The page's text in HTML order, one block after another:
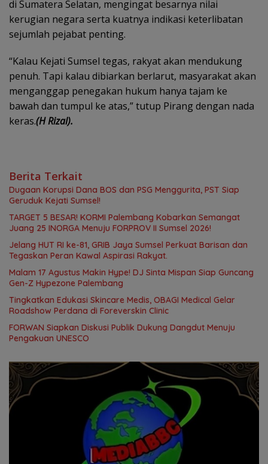
di Sumatera Selatan, mengingat besarnya nilai
kerugian negara serta kuatnya indikasi keterlibatan
sejumlah pejabat penting.
“Kalau Kejati Sumsel tegas, rakyat akan mendukung
penuh. Tapi kalau dibiarkan berlarut, masyarakat akan
menganggap penegakan hukum hanya tajam ke
bawah dan tumpul ke atas,” tutup Pirang dengan nada
keras.(H Rizal).
Berita Terkait
Dugaan Korupsi Dana BOS dan PSG Menggurita, PST Siap
Geruduk Kejati Sumsel!
TARGET 5 BESAR! KORMI Palembang Kobarkan Semangat
Juang 25 INORGA Menuju FORPROV II Sumsel 2026!
Jelang HUT RI ke-81, GRIB Jaya Sumsel Perkuat Barisan dan
Tegaskan Peran Kawal Aspirasi Rakyat.
Malam 17 Agustus Makin Hype! DJ Sinta Mispan Siap Guncang
Gen-Z Hypezone Palembang
Tingkatkan Edukasi Skincare Medis, OBAGI Medical Gelar
Roadshow Perdana di Foreverskin Clinic
FORWAN Siapkan Diskusi Publik Dukung Dangdut Menuju
Pengakuan UNESCO